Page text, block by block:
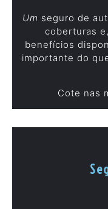
Um seguro de
coberturas
benefícios
importante do
Cote nas